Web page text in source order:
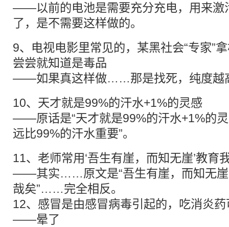
——以前的电池是需要充分充电，用来激
了，是不需要这样做的。
9、电视电影里常见的，某黑社会“专家”
尝尝就知道是毒品
——如果真这样做……那是找死，纯度越
10、天才就是99%的汗水+1%的灵感
——原话是“天才就是99%的汗水+1%的
远比99%的汗水重要”。
11、老师常用‘吾生有崖，而知无崖’教育
——其实……原文是“吾生有崖，而知无崖
哉矣”……完全相反。
12、感冒是由感冒病毒引起的，吃消炎
——晕了